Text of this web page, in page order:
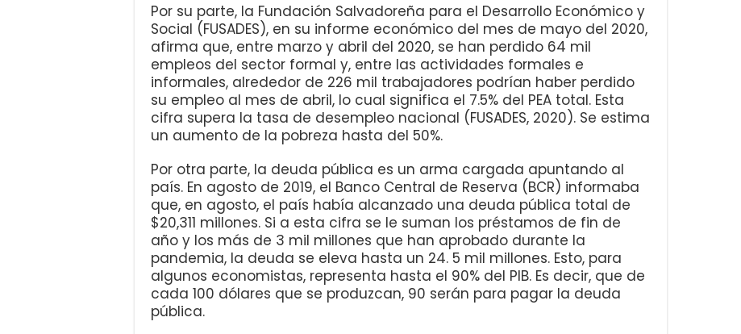
Por su parte, la Fundación Salvadoreña para el Desarrollo Económico y
Social (FUSADES), en su informe económico del mes de mayo del 2020,
afirma que, entre marzo y abril del 2020, se han perdido 64 mil
empleos del sector formal y, entre las actividades formales e
informales, alrededor de 226 mil trabajadores podrían haber perdido
su empleo al mes de abril, lo cual significa el 7.5% del PEA total. Esta
cifra supera la tasa de desempleo nacional (FUSADES, 2020). Se estima
un aumento de la pobreza hasta del 50%.
Por otra parte, la deuda pública es un arma cargada apuntando al
país. En agosto de 2019, el Banco Central de Reserva (BCR) informaba
que, en agosto, el país había alcanzado una deuda pública total de
$20,311 millones. Si a esta cifra se le suman los préstamos de fin de
año y los más de 3 mil millones que han aprobado durante la
pandemia, la deuda se eleva hasta un 24. 5 mil millones. Esto, para
algunos economistas, representa hasta el 90% del PIB. Es decir, que de
cada 100 dólares que se produzcan, 90 serán para pagar la deuda
pública.